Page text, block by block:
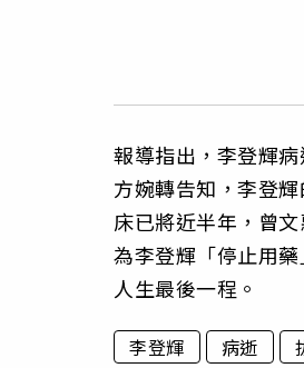
報導指出，李登輝
方婉轉告知，李登
床已將近半年，曾
為李登輝「停止用
人生最後一程。
李登輝 病逝